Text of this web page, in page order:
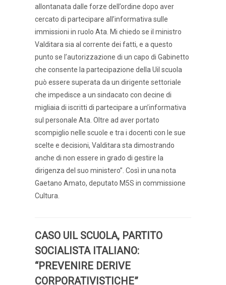
allontanata dalle forze dell’ordine dopo aver
cercato di partecipare all’informativa sulle
immissioni in ruolo Ata. Mi chiedo se il ministro
Valditara sia al corrente dei fatti, e a questo
punto se l’autorizzazione di un capo di Gabinetto
che consente la partecipazione della Uil scuola
può essere superata da un dirigente settoriale
che impedisce a un sindacato con decine di
migliaia di iscritti di partecipare a un’informativa
sul personale Ata. Oltre ad aver portato
scompiglio nelle scuole e tra i docenti con le sue
scelte e decisioni, Valditara sta dimostrando
anche di non essere in grado di gestire la
dirigenza del suo ministero”. Così in una nota
Gaetano Amato, deputato M5S in commissione
Cultura.
CASO UIL SCUOLA, PARTITO
SOCIALISTA ITALIANO:
“PREVENIRE DERIVE
CORPORATIVISTICHE”